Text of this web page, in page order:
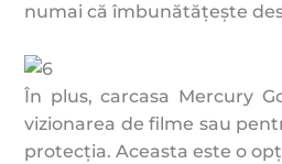
numai că îmbunătățește
În plus, carcasa Mercury
vizionarea de filme sau
protecția. Aceasta este o